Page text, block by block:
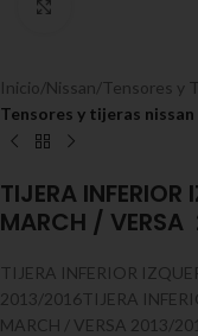
Inicio Nissan Tensores y
Tensores y tijeras nissan
TIJERA
MARCH /
TIJERA INFERIOR
2013/2016TIJERA
MARCH / VERSA 2013/